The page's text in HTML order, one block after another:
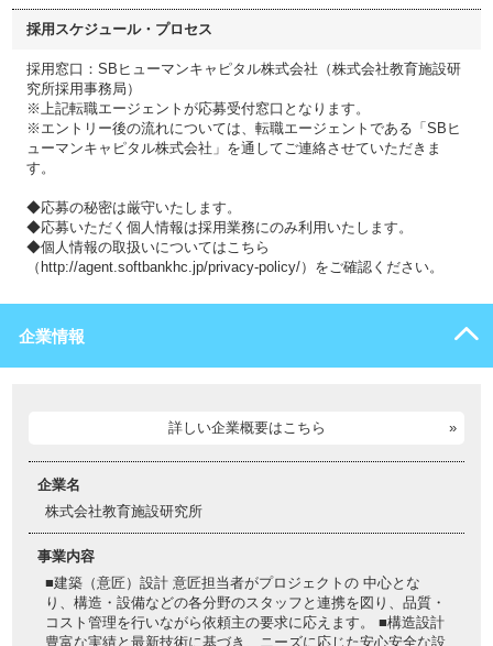
採用スケジュール・プロセス
採用窓口：SBヒューマンキャピタル株式会社（株式会社教育施設研
究所採用事務局）
※上記転職エージェントが応募受付窓口となります。
※エントリー後の流れについては、転職エージェントである「SBヒ
ューマンキャピタル株式会社」を通してご連絡させていただきま
す。
◆応募の秘密は厳守いたします。
◆応募いただく個人情報は採用業務にのみ利用いたします。
◆個人情報の取扱いについてはこちら
（http://agent.softbankhc.jp/privacy-policy/）をご確認ください。
企業情報
詳しい企業概要はこちら
企業名
株式会社教育施設研究所
事業内容
■建築（意匠）設計 意匠担当者がプロジェクトの 中心とな
り、構造・設備などの各分野のスタッフと連携を図り、品質・
コスト管理を行いながら依頼主の要求に応えます。 ■構造設計
豊富な実績と最新技術に基づき、ニーズに応じた安心安全な設